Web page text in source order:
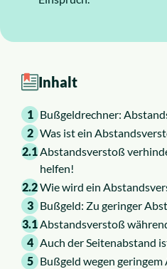
Inhalt
1 Bußgeldrechner:
2 Was ist ein
2.1Abstandsverstoß
helfen!
2.2Wie wird ein
3 Bußgeld: Zu geringer
3.1Abstandsverstoß
4 Auch der Seitenabstand
5 Bußgeld wegen